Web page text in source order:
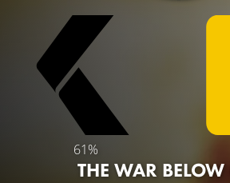
61%
THE WAR BELOW